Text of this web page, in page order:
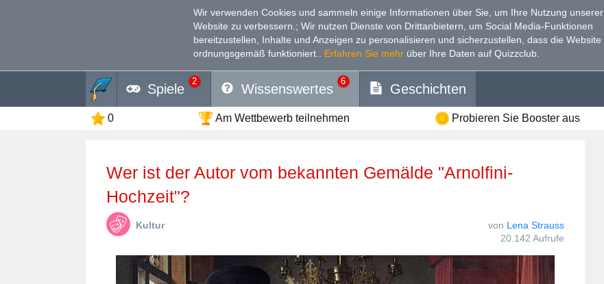
Wir verwenden Cookies und sammeln einige Informationen über Sie, um Ihre Nutzung unserer
Website zu verbessern. ; Wir nutzen Dienste von Drittanbietern, um Social Media-Funktionen
bereitzustellen, Inhalte und Anzeigen zu personalisieren und sicherzustellen, dass die Website
ordnungsgemäß funktioniert.
Erfahren Sie mehr über Ihre Daten auf Quizzclub.
Spiele
2
Wissenswertes
6
Geschichten
0 Am Wettbewerb teilnehmen Probieren Sie Booster aus
Wer ist der Autor vom bekannten Gemälde "Arnolfini-
Hochzeit"?
Kultur von Lena Strauss
20.142 Aufrufe